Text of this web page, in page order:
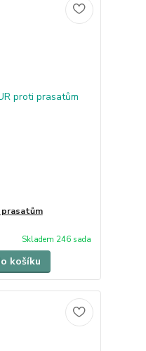
prasatům
Skladem 246 sada
košíku